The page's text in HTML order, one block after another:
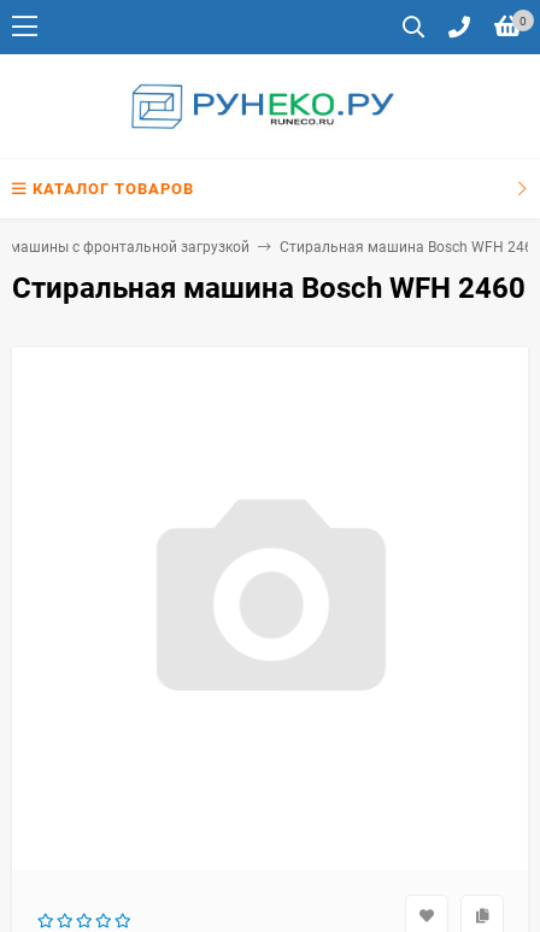
0
КАТАЛОГ ТОВАРОВ
машины с фронтальной загрузкой Стиральная машина Bosch WFH 2460
Стиральная машина Bosch WFH 2460